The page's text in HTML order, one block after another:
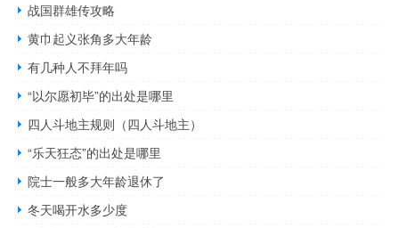
战国群雄传攻略
黄巾起义张角多大年龄
有几种人不拜年吗
“以尔愿初毕”的出处是哪里
四人斗地主规则（四人斗地主）
“乐天狂态”的出处是哪里
院士一般多大年龄退休了
冬天喝开水多少度